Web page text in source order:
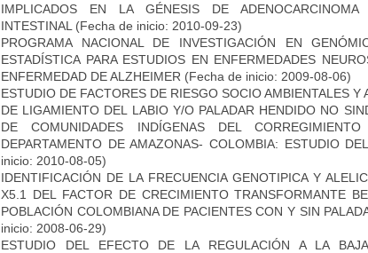
IMPLICADOS EN LA GÉNESIS DE
INTESTINAL (Fecha de inicio: 2010-09-23)
PROGRAMA NACIONAL DE INVESTIGACIÓN EN
ESTADÍSTICA PARA ESTUDIOS EN ENFERMEDADES
ENFERMEDAD DE ALZHEIMER (Fecha de inicio: 2009-08-06)
ESTUDIO DE FACTORES DE RIESGO SOCIO AMBIENTALES Y
DE LIGAMIENTO DEL LABIO Y/O PALADAR HENDIDO NO
DE COMUNIDADES INDÍGENAS DEL
DEPARTAMENTO DE AMAZONAS- COLOMBIA: ESTUDIO
inicio: 2010-08-05)
IDENTIFICACIÓN DE LA FRECUENCIA GENOTIPICA Y
X5.1 DEL FACTOR DE CRECIMIENTO TRANSFORMANTE
POBLACIÓN COLOMBIANA DE PACIENTES CON Y SIN
inicio: 2008-06-29)
ESTUDIO DEL EFECTO DE LA REGULACIÓN A LA